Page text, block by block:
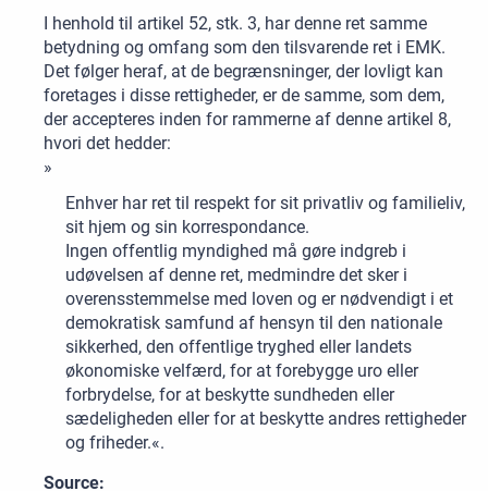
I henhold til artikel 52, stk. 3, har denne ret samme
betydning og omfang som den tilsvarende ret i EMK.
Det følger heraf, at de begrænsninger, der lovligt kan
foretages i disse rettigheder, er de samme, som dem,
der accepteres inden for rammerne af denne artikel 8,
hvori det hedder:
»
Enhver har ret til respekt for sit privatliv og familieliv,
sit hjem og sin korrespondance.
Ingen offentlig myndighed må gøre indgreb i
udøvelsen af denne ret, medmindre det sker i
overensstemmelse med loven og er nødvendigt i et
demokratisk samfund af hensyn til den nationale
sikkerhed, den offentlige tryghed eller landets
økonomiske velfærd, for at forebygge uro eller
forbrydelse, for at beskytte sundheden eller
sædeligheden eller for at beskytte andres rettigheder
og friheder.«.
Source: